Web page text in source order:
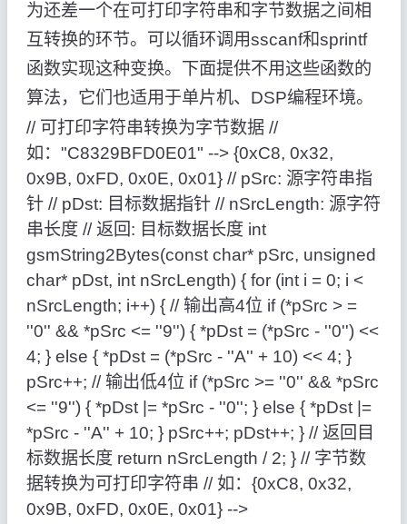
为还差一个在可打印字符串和字节数据之间相
互转换的环节。可以循环调用sscanf和sprintf
函数实现这种变换。下面提供不用这些函数的
算法，它们也适用于单片机、DSP编程环境。
// 可打印字符串转换为字节数据 //
如："C8329BFD0E01" --> {0xC8, 0x32,
0x9B, 0xFD, 0x0E, 0x01} // pSrc: 源字符串指
针 // pDst: 目标数据指针 // nSrcLength: 源字符
串长度 // 返回: 目标数据长度 int
gsmString2Bytes(const char* pSrc, unsigned
char* pDst, int nSrcLength) { for (int i = 0; i <
nSrcLength; i++) { // 输出高4位 if (*pSrc > =
''0'' && *pSrc <= ''9'') { *pDst = (*pSrc - ''0'') <<
4; } else { *pDst = (*pSrc - ''A'' + 10) << 4; }
pSrc++; // 输出低4位 if (*pSrc >= ''0'' && *pSrc
<= ''9'') { *pDst |= *pSrc - ''0''; } else { *pDst |=
*pSrc - ''A'' + 10; } pSrc++; pDst++; } // 返回目
标数据长度 return nSrcLength / 2; } // 字节数
据转换为可打印字符串 // 如：{0xC8, 0x32,
0x9B, 0xFD, 0x0E, 0x01} -->